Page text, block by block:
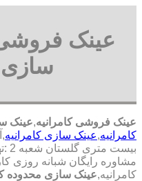
عینک فروشی
سازی
عینک فروشی کامرانیه,عینک
کامرانیه,عینک سازی کامرانیه
مشاوره رایگان شبانه روزی
کامرانیه,عینک سازی محدوده